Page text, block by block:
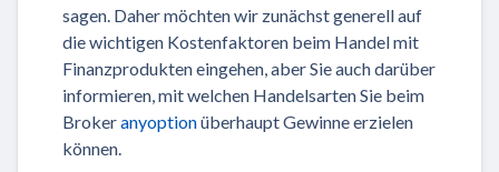
sagen. Daher möchten wir zunächst generell auf
die wichtigen Kostenfaktoren beim Handel mit
Finanzprodukten eingehen, aber Sie auch darüber
informieren, mit welchen Handelsarten Sie beim
Brokeranyoptionüberhaupt Gewinne erzielen
können.